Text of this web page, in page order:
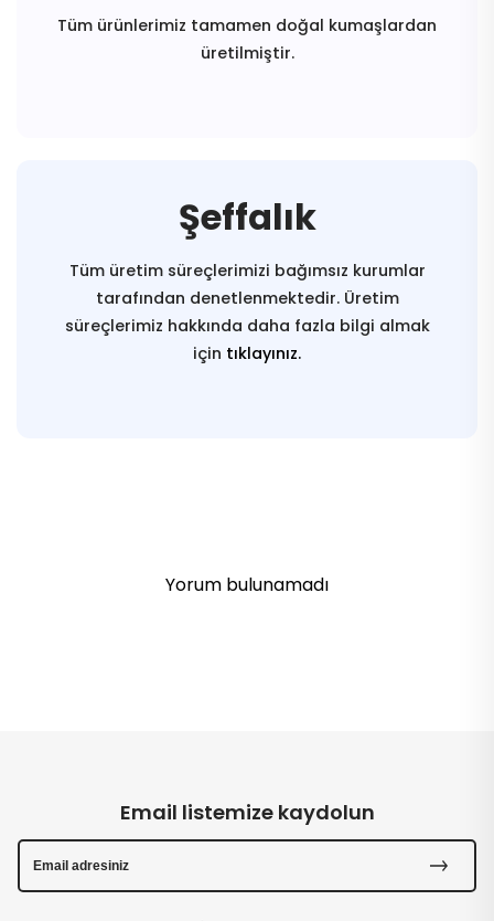
Tüm ürünlerimiz tamamen doğal kumaşlardan
üretilmiştir.
Şeffalık
Tüm üretim süreçlerimizi bağımsız kurumlar
tarafından denetlenmektedir. Üretim
süreçlerimiz hakkında daha fazla bilgi almak
için tıklayınız.
Yorum bulunamadı
Email listemize kaydolun